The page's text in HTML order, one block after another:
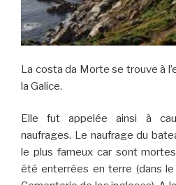
La costa da Morte se trouve à
la Galice.
Elle fut appelée ainsi à
naufrages. Le naufrage du
le plus fameux car sont
été enterrées en terre (dans